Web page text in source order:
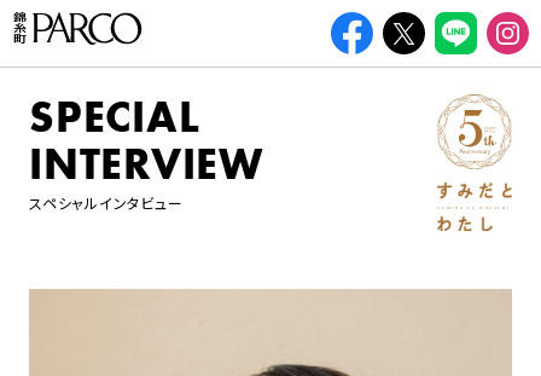
SPECIAL
INTERVIEW
スペシャルインタビュー